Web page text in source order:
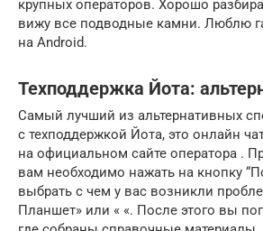
крупных операторов. Хорошо
вижу все подводные камни. Люблю
на Android.
Техподдержка Йота:
Самый лучший из альтернативных
с техподдержкой Йота, это онлайн
на официальном сайте оператора .
вам необходимо нажать на кнопку
выбрать с чем у вас возникли
Планшет» или « «. После этого вы